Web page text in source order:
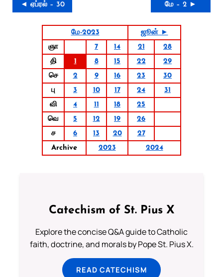
◄ ஏப்ரல் – 30 மே – 2 ►
மே-2023
ஜூன் ►
ஞா
7 14 21
28
தி
1 8 15 22
29
செ
2 9 16 23
30
பு
3 10 17 24
31
வி
4 11 18
25
வெ
5 12 19
26
ச
6 13 20
27
Archive
2023 2024
Catechism of St. Pius X
Explore the concise Q&A guide to Catholic
faith, doctrine, and morals by Pope St. Pius X.
READ CATECHISM